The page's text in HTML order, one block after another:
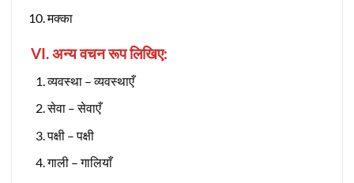
मक्का
VI. अन्य वचन रूप लिखिए:
व्यवस्था – व्यवस्थाएँ
सेवा – सेवाएँ
पक्षी – पक्षी
गाली – गालियाँ